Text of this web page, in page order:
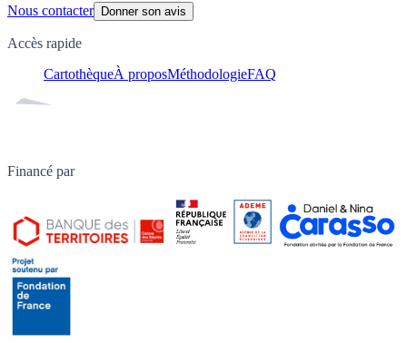
Nous contacter Donner son avis
Accès rapide
CartothèqueÀ proposMéthodologieFAQ
Financé par